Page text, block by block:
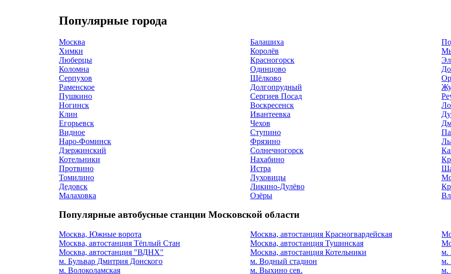
Популярные города
Москва Балашиха
Химки
Королёв
Люберцы
Красногорск
Коломна
Одинцово
Серпухов
Щёлково
Раменское
Долгопрудный
Пушкино
Сергиев Посад
Ногинск
Воскресенск
Клин
Ивантеевка
Егорьевск
Чехов
Видное
Ступино
Наро-Фоминск
Фрязино
Дзержинский
Солнечногорск
Котельники
Нахабино
Протвино
Истра
Томилино
Луховицы
Дедовск
Ликино-Дулёво
Малаховка
Озёры
Популярные автобусные станции Московской области
Москва, Южные ворота Москва, автостанция Красногвардейская
Москва, автостанция Тёплый Стан
Москва, автостанция Тушинская
Москва, автостанция "ВДНХ"
Москва, автостанция Котельники
м.
м. Бульвар Дмитрия Донского
м. Водный стадион
м.
м. Волоколамская
м. Выхино сев. м.